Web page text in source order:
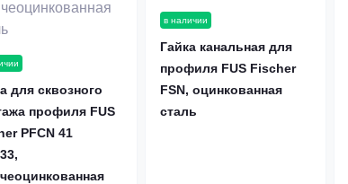
для сквозного
профиля FUS
PFCN 41
в наличии
Гайка канальная для
профиля FUS Fischer
FSN, оцинкованная
сталь